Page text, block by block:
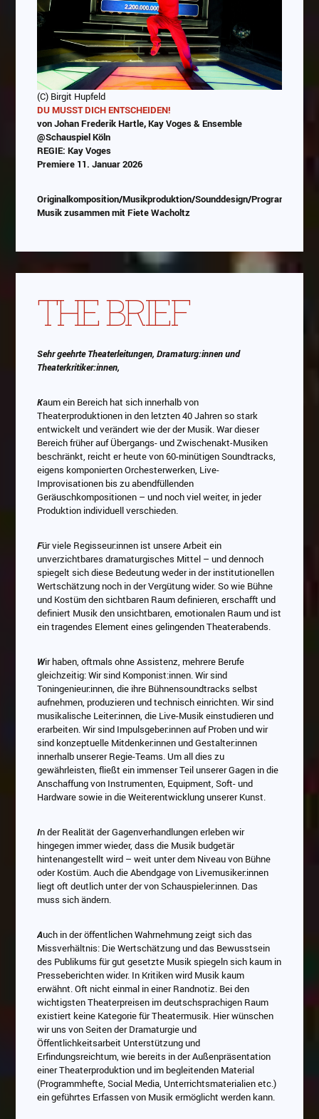
(C) Birgit Hupfeld
DU MUSST DICH ENTSCHEIDEN!
von Johan Frederik Hartle, Kay Voges & Ensemble
@Schauspiel Köln
REGIE: Kay Voges
Premiere 11. Januar 2026
Originalkomposition/Musikproduktion/Sounddesign/
Musik zusammen mit Fiete Wacholtz
THE BRIEF
Sehr geehrte Theaterleitungen, Dramaturg:innen und
Theaterkritiker:innen,
Kaum ein Bereich hat sich innerhalb von
Theaterproduktionen in den letzten 40 Jahren so stark
entwickelt und verändert wie der der Musik. War dieser
Bereich früher auf Übergangs- und Zwischenakt-Musiken
beschränkt, reicht er heute von 60-minütigen Soundtracks,
eigens komponierten Orchesterwerken, Live-
Improvisationen bis zu abendfüllenden
Geräuschkompositionen – und noch viel weiter, in jeder
Produktion individuell verschieden.
Für viele Regisseur:innen ist unsere Arbeit ein
unverzichtbares dramaturgisches Mittel – und dennoch
spiegelt sich diese Bedeutung weder in der institutionellen
Wertschätzung noch in der Vergütung wider. So wie Bühne
und Kostüm den sichtbaren Raum definieren, erschafft und
definiert Musik den unsichtbaren, emotionalen Raum und ist
ein tragendes Element eines gelingenden Theaterabends.
Wir haben, oftmals ohne Assistenz, mehrere Berufe
gleichzeitig: Wir sind Komponist:innen. Wir sind
Toningenieur:innen, die ihre Bühnensoundtracks selbst
aufnehmen, produzieren und technisch einrichten. Wir sind
musikalische Leiter:innen, die Live-Musik einstudieren und
erarbeiten. Wir sind Impulsgeber:innen auf Proben und wir
sind konzeptuelle Mitdenker:innen und Gestalter:innen
innerhalb unserer Regie-Teams. Um all dies zu
gewährleisten, fließt ein immenser Teil unserer Gagen in die
Anschaffung von Instrumenten, Equipment, Soft- und
Hardware sowie in die Weiterentwicklung unserer Kunst.
In der Realität der Gagenverhandlungen erleben wir
hingegen immer wieder, dass die Musik budgetär
hintenangestellt wird – weit unter dem Niveau von Bühne
oder Kostüm. Auch die Abendgage von Livemusiker:innen
liegt oft deutlich unter der von Schauspieler:innen. Das
muss sich ändern.
Auch in der öffentlichen Wahrnehmung zeigt sich das
Missverhältnis: Die Wertschätzung und das Bewusstsein
des Publikums für gut gesetzte Musik spiegeln sich kaum in
Presseberichten wider. In Kritiken wird Musik kaum
erwähnt. Oft nicht einmal in einer Randnotiz. Bei den
wichtigsten Theaterpreisen im deutschsprachigen Raum
existiert keine Kategorie für Theatermusik. Hier wünschen
wir uns von Seiten der Dramaturgie und
Öffentlichkeitsarbeit Unterstützung und
Erfindungsreichtum, wie bereits in der Außenpräsentation
einer Theaterproduktion und im begleitenden Material
(Programmhefte, Social Media, Unterrichtsmaterialien etc.)
ein geführtes Erfassen von Musik ermöglicht werden kann.